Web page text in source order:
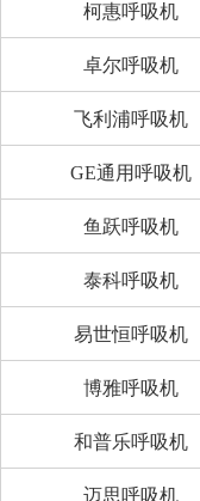
柯惠呼吸机
卓尔呼吸机
飞利浦呼吸机
GE通用呼吸机
鱼跃呼吸机
泰科呼吸机
易世恒呼吸机
博雅呼吸机
和普乐呼吸机
迈思呼吸机